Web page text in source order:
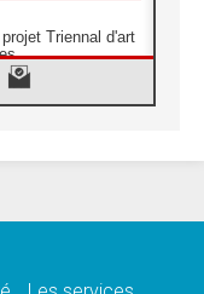
Triennal d'art
aux religieuses